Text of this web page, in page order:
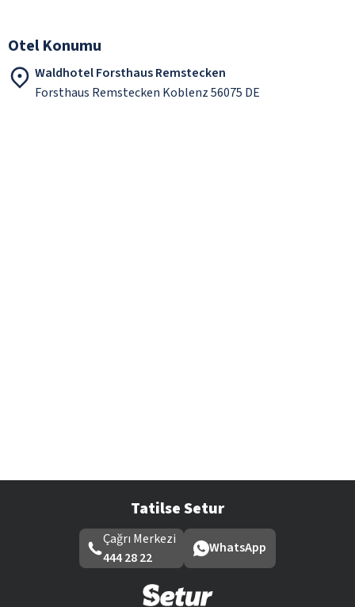
Otel Konumu
Waldhotel Forsthaus Remstecken
Forsthaus Remstecken Koblenz 56075 DE
Tatilse Setur
Çağrı Merkezi
444 28 22
WhatsApp